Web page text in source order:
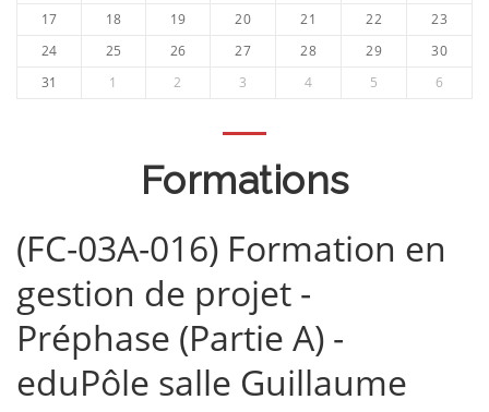
17
18 19 20 21 22
23
24
25 26 27 28 29
30
31
1 2 3 4 5 6
Formations
(FC-03A-016) Formation en
gestion de projet -
Préphase (Partie A) -
eduPôle salle Guillaume